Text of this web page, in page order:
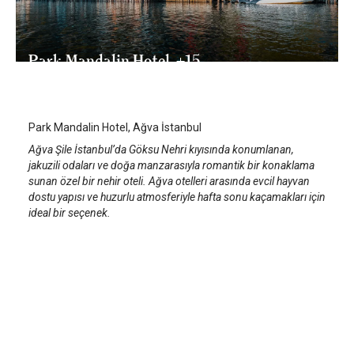
Park Mandalin Hotel, +15
Park Mandalin Hotel, Ağva İstanbul
Ağva Şile İstanbul’da Göksu Nehri kıyısında konumlanan,
jakuzili odaları ve doğa manzarasıyla romantik bir konaklama
sunan özel bir nehir oteli. Ağva otelleri arasında evcil hayvan
dostu yapısı ve huzurlu atmosferiyle hafta sonu kaçamakları için
ideal bir seçenek.